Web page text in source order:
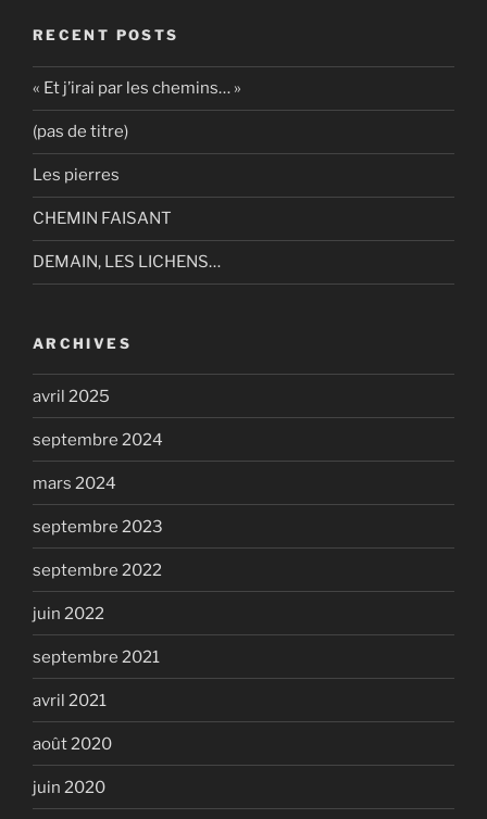
RECENT POSTS
« Et j’irai par les chemins… »
(pas de titre)
Les pierres
CHEMIN FAISANT
DEMAIN, LES LICHENS…
ARCHIVES
avril 2025
septembre 2024
mars 2024
septembre 2023
septembre 2022
juin 2022
septembre 2021
avril 2021
août 2020
juin 2020